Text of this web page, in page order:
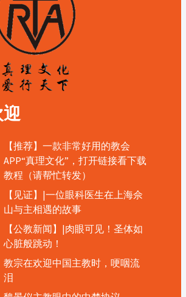
【推荐】一款非常好用的教会
APP“真理文化”，打开链接看下载
教程（请帮忙转发）
【见证】|一位眼科医生在上海佘
山与主相遇的故事
【公教新闻】|肉眼可见！圣体如
心脏般跳动！
教宗在欢迎中国主教时，哽咽流
泪